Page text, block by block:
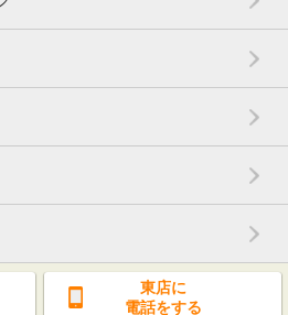
東店に
電話をする